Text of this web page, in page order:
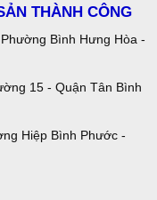
THÀNH CÔNG
Bình Hưng Hòa -
15 - Quận Tân Bình
Hiệp Bình Phước -